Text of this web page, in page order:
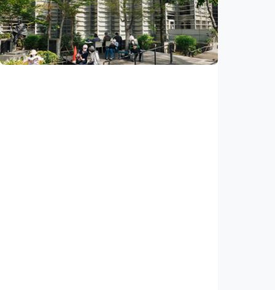
Pemerintahan Trump kembalikan 1.794
triliun rupiah tarif kepada importir AS,
dampak putusan Mahkamah Agung
Indonesia•06 Aug 2026